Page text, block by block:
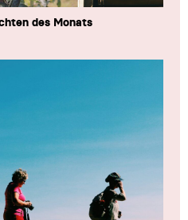
des Monats